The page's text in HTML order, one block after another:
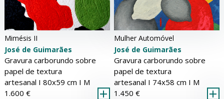
Mimésis II
José de Guimarães
Gravura carborundo sobre
papel de textura
artesanal Ι 80x59 cm Ι M
1.600 €
Mulher Automóvel
José de Guimarães
Gravura carborundo sobre
papel de textura
artesanal Ι 74x58 cm Ι M
1.450 €